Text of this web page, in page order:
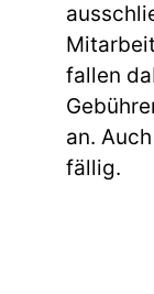
fallen
an.
fällig.